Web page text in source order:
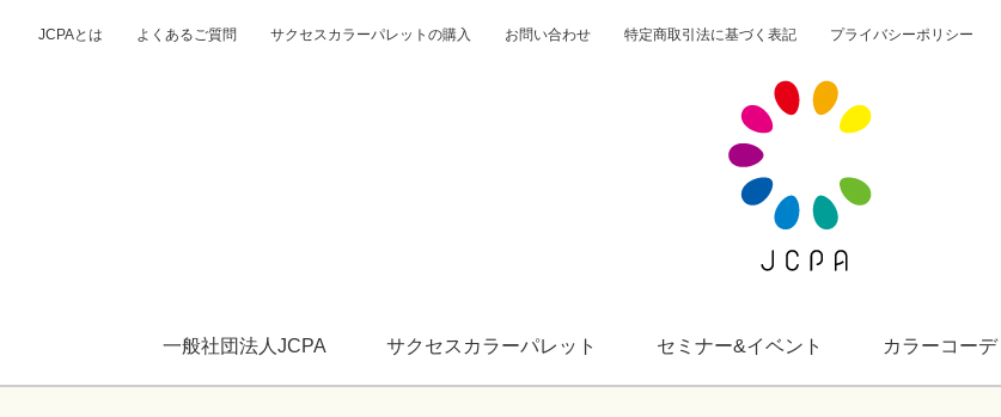
JCPAとは よくあるご質問 サクセスカラーパレットの購入 お問い合わせ 特定商取引法に基づく表記 プライバシーポリシー
一般社団法人JCPA サクセスカラーパレット セミナー&イベント カラーコーデ
一般社団法人JCPA
サクセスカラーパレット